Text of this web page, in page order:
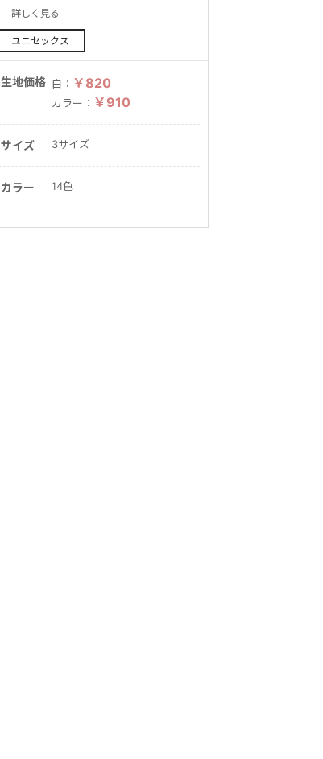
詳しく見る
ユニセックス
生地価格 白： ￥820
カラー： ￥910
サイズ 3サイズ
カラー 14色